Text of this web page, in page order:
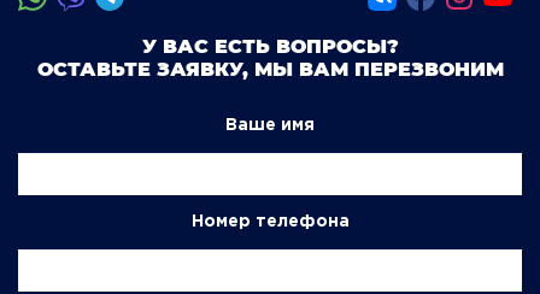
У ВАС ЕСТЬ ВОПРОСЫ?
ОСТАВЬТЕ ЗАЯВКУ, МЫ ВАМ ПЕРЕЗВОНИМ
Ваше имя
Номер телефона